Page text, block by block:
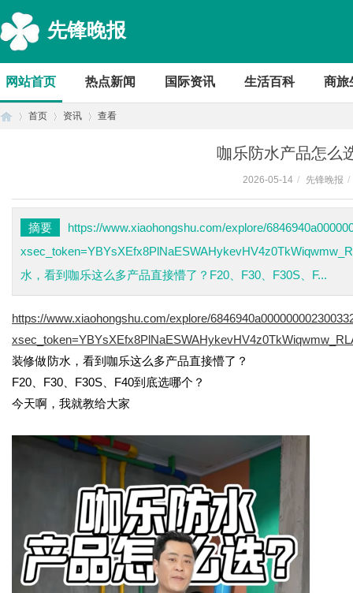
先锋晚报
网站首页 热点新闻 国际资讯 生活百科 商旅
首页 资讯 查看
咖乐防水产品怎么
2026-05-14 / 先锋晚报 /
摘要
https://www.xiaohongshu.com/explore/
水，看到咖乐这么多产品直接懵了？F20、F30、F30S、F...
https://www.xiaohongshu.com/explore/
装修做防水，看到咖乐这么多产品直接懵了？
F20、F30、F30S、F40到底选哪个？
今天啊，我就教给大家